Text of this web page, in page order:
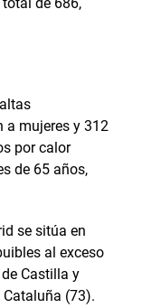
a mujeres y 312
por calor
de 65 años,
se sitúa en
al exceso
Castilla y
(73).